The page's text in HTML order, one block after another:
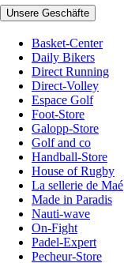
Unsere Geschäfte
Basket-Center
Daily Bikers
Direct Running
Direct-Volley
Espace Golf
Foot-Store
Galopp-Store
Golf and co
Handball-Store
House of Rugby
La sellerie de Maé
Made in Paradis
Nauti-wave
On-Fight
Padel-Expert
Pecheur-Store